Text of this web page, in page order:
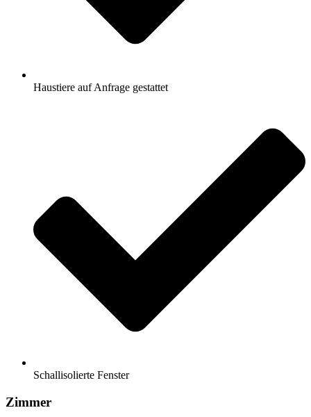
Haustiere auf Anfrage gestattet
Schallisolierte Fenster
Zimmer